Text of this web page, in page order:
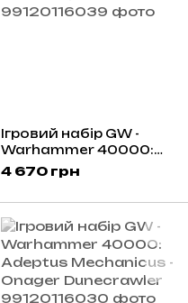
Ігровий набір GW -
Warhammer 40000:
Adeptus Mechanicus -
Archaeopter
4 670 грн